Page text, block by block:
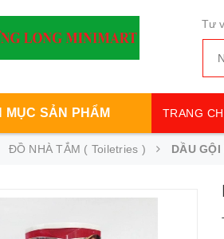
Tư
MỤC SẢN PHẨM TRANG
ĐỒ NHÀ TẮM ( Toiletries ) DẦU